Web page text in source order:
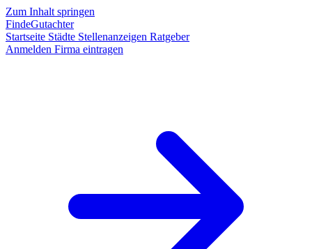
Zum Inhalt springen
FindeGutachter
Startseite Städte Stellenanzeigen Ratgeber
Anmelden Firma eintragen